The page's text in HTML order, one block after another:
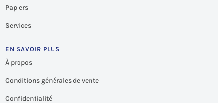
Papiers
Services
EN SAVOIR PLUS
À propos
Conditions générales de vente
Confidentialité